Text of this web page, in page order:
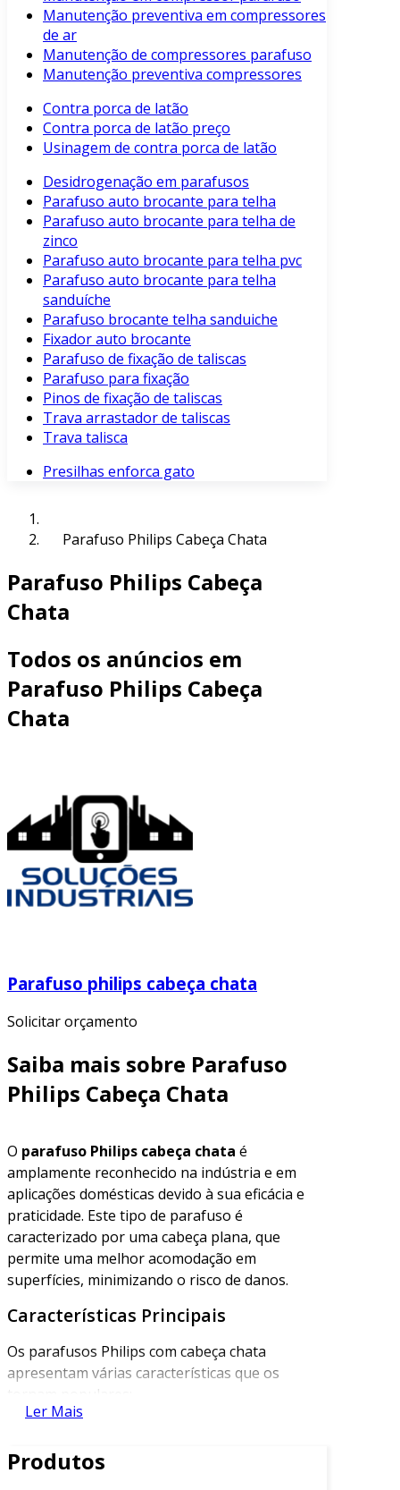
Manutenção preventiva em compressores
de ar
Manutenção de compressores parafuso
Manutenção preventiva compressores
Contra porca de latão
Contra porca de latão preço
Usinagem de contra porca de latão
Desidrogenação em parafusos
Parafuso auto brocante para telha
Parafuso auto brocante para telha de
zinco
Parafuso auto brocante para telha pvc
Parafuso auto brocante para telha
sanduíche
Parafuso brocante telha sanduiche
Fixador auto brocante
Parafuso de fixação de taliscas
Parafuso para fixação
Pinos de fixação de taliscas
Trava arrastador de taliscas
Trava talisca
Presilhas enforca gato
Parafuso Philips Cabeça Chata
Parafuso Philips Cabeça
Chata
Todos os anúncios em
Parafuso Philips Cabeça
Chata
Parafuso philips cabeça chata
Solicitar orçamento
Saiba mais sobre Parafuso
Philips Cabeça Chata
O parafuso Philips cabeça chata é
amplamente reconhecido na indústria e em
aplicações domésticas devido à sua eficácia e
praticidade. Este tipo de parafuso é
caracterizado por uma cabeça plana, que
permite uma melhor acomodação em
superfícies, minimizando o risco de danos.
Características Principais
Os parafusos Philips com cabeça chata
apresentam várias características que os
tornam populares:
permite um encaixe mais nivelado, ideal
para acabamentos e superfícies delicadas.
Ler Mais
Produtos